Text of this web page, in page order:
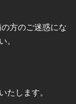
方のご迷惑にな
。
たします。